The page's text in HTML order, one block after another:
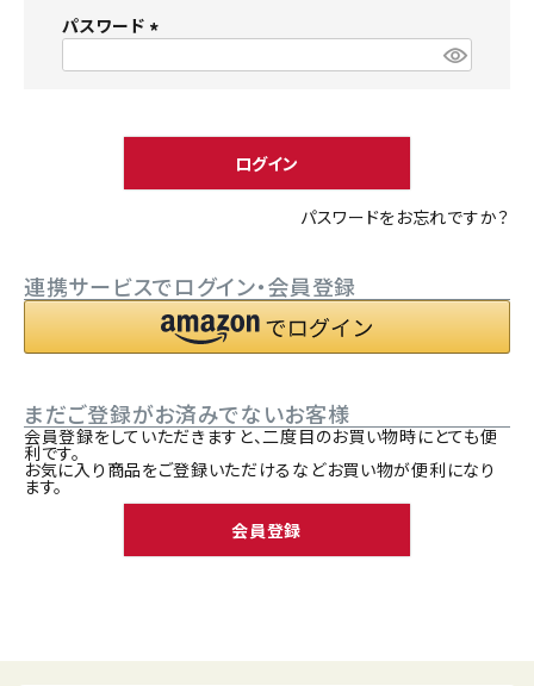
ようこそ ゲスト 様
person 新規会員登録
パスワード
)
ログイン
パスワードをお忘れですか？
連携サービスでログイン・会員登録
まだご登録がお済みでないお客様
会員登録をしていただきますと、二度目のお買い物時にとても便
利です。
お気に入り商品をご登録いただけるなどお買い物が便利になり
ます。
会員登録